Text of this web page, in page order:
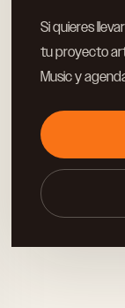
Si quieres
tu proyecto
Music y